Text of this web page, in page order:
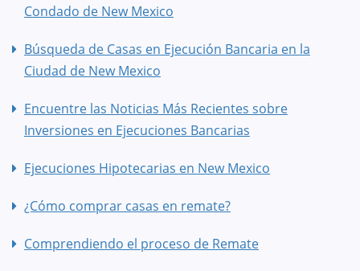
Condado de New Mexico
Búsqueda de Casas en Ejecución Bancaria en la
Ciudad de New Mexico
Encuentre las Noticias Más Recientes sobre
Inversiones en Ejecuciones Bancarias
Ejecuciones Hipotecarias en New Mexico
¿Cómo comprar casas en remate?
Comprendiendo el proceso de Remate